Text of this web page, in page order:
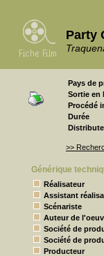
Party
Pays de
Sortie en
Procédé
Durée
>>
Générique
Réalisateur
Assistant
Scénariste
Auteur de
Société de
Société de
Producteur